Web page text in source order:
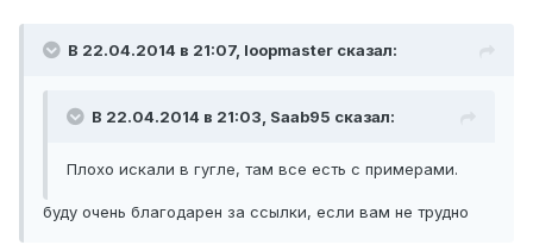
В 22.04.2014 в 21:07, loopmaster сказал:
В 22.04.2014 в 21:03, Saab95 сказал:
Плохо искали в гугле, там все есть с примерами.
буду очень благодарен за ссылки, если вам не трудно